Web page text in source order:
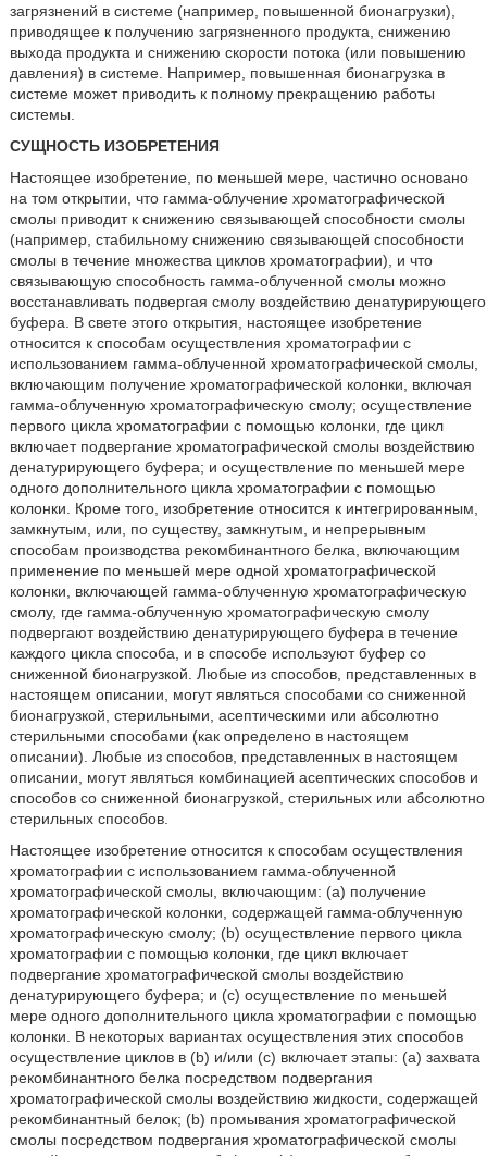
загрязнений в системе (например, повышенной бионагрузки),
приводящее к получению загрязненного продукта, снижению
выхода продукта и снижению скорости потока (или повышению
давления) в системе. Например, повышенная бионагрузка в
системе может приводить к полному прекращению работы
системы.
СУЩНОСТЬ ИЗОБРЕТЕНИЯ
Настоящее изобретение, по меньшей мере, частично основано
на том открытии, что гамма-облучение хроматографической
смолы приводит к снижению связывающей способности смолы
(например, стабильному снижению связывающей способности
смолы в течение множества циклов хроматографии), и что
связывающую способность гамма-облученной смолы можно
восстанавливать подвергая смолу воздействию денатурирующего
буфера. В свете этого открытия, настоящее изобретение
относится к способам осуществления хроматографии с
использованием гамма-облученной хроматографической смолы,
включающим получение хроматографической колонки, включая
гамма-облученную хроматографическую смолу; осуществление
первого цикла хроматографии с помощью колонки, где цикл
включает подвергание хроматографической смолы воздействию
денатурирующего буфера; и осуществление по меньшей мере
одного дополнительного цикла хроматографии с помощью
колонки. Кроме того, изобретение относится к интегрированным,
замкнутым, или, по существу, замкнутым, и непрерывным
способам производства рекомбинантного белка, включающим
применение по меньшей мере одной хроматографической
колонки, включающей гамма-облученную хроматографическую
смолу, где гамма-облученную хроматографическую смолу
подвергают воздействию денатурирующего буфера в течение
каждого цикла способа, и в способе используют буфер со
сниженной бионагрузкой. Любые из способов, представленных в
настоящем описании, могут являться способами со сниженной
бионагрузкой, стерильными, асептическими или абсолютно
стерильными способами (как определено в настоящем
описании). Любые из способов, представленных в настоящем
описании, могут являться комбинацией асептических способов и
способов со сниженной бионагрузкой, стерильных или абсолютно
стерильных способов.
Настоящее изобретение относится к способам осуществления
хроматографии с использованием гамма-облученной
хроматографической смолы, включающим: (a) получение
хроматографической колонки, содержащей гамма-облученную
хроматографическую смолу; (b) осуществление первого цикла
хроматографии с помощью колонки, где цикл включает
подвергание хроматографической смолы воздействию
денатурирующего буфера; и (c) осуществление по меньшей
мере одного дополнительного цикла хроматографии с помощью
колонки. В некоторых вариантах осуществления этих способов
осуществление циклов в (b) и/или (c) включает этапы: (a) захвата
рекомбинантного белка посредством подвергания
хроматографической смолы воздействию жидкости, содержащей
рекомбинантный белок; (b) промывания хроматографической
смолы посредством подвергания хроматографической смолы